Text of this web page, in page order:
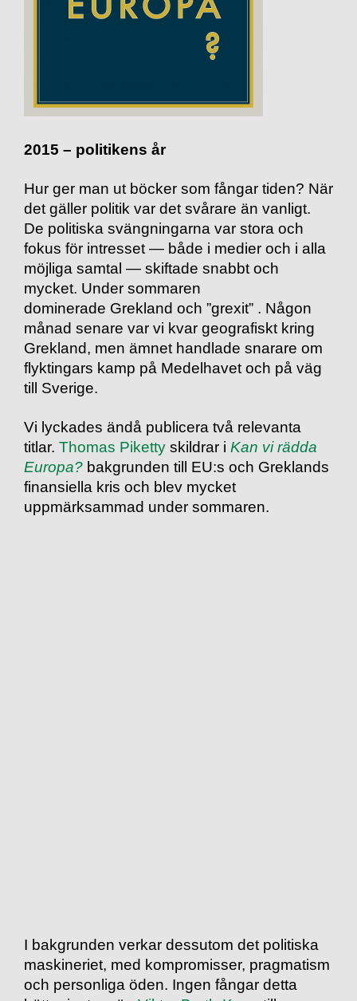
2015 – politikens år
Hur ger man ut böcker som fångar tiden? När
det gäller politik var det svårare än vanligt.
De politiska svängningarna var stora och
fokus för intresset — både i medier och i alla
möjliga samtal — skiftade snabbt och
mycket. Under sommaren
dominerade Grekland och ”grexit” . Någon
månad senare var vi kvar geografiskt kring
Grekland, men ämnet handlade snarare om
flyktingars kamp på Medelhavet och på väg
till Sverige.
Vi lyckades ändå publicera två relevanta
titlar. Thomas Piketty skildrar i Kan vi rädda
Europa? bakgrunden till EU:s och Greklands
finansiella kris och blev mycket
uppmärksammad under sommaren.
I bakgrunden verkar dessutom det politiska
maskineriet, med kompromisser, pragmatism
och personliga öden. Ingen fångar detta